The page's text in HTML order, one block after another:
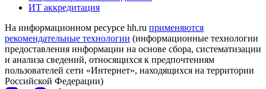
ИТ аккредитация
На информационном ресурсе hh.ru применяются
рекомендательные технологии (информационные технологии
предоставления информации на основе сбора, систематизации
и анализа сведений, относящихся к предпочтениям
пользователей сети «Интернет», находящихся на территории
Российской Федерации)